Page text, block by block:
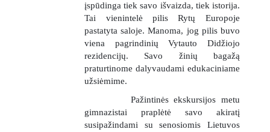
įspūdinga tiek savo išvaizda, tiek istorija.
Tai vienintelė pilis Rytų Europoje
pastatyta saloje. Manoma, jog pilis buvo
viena pagrindinių Vytauto Didžiojo
rezidencijų. Savo žinių bagažą
praturtinome dalyvaudami edukaciniame
užsiėmime.
Pažintinės ekskursijos metu
gimnazistai praplėtė savo akiratį
susipažindami su senosiomis Lietuvos